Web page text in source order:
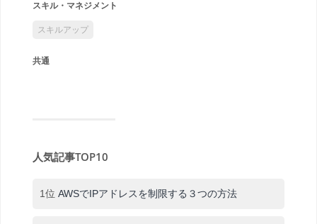
スキル・マネジメント
スキルアップ
共通
人気記事TOP10
1位 AWSでIPアドレスを制限する３つの方法